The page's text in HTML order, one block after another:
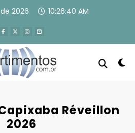
2026 10:26:41 AM
Réveillon
2026